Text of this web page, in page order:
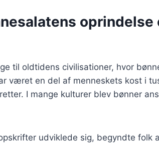
oprindelse
til oldtidens civilisationer, hvor
været en del af menneskets kost i
I mange kulturer blev bønner
udviklede sig, begyndte folk